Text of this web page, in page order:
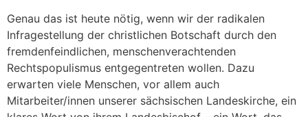
Genau das ist heute nötig, wenn wir der radikalen
Infragestellung der christlichen Botschaft durch den
fremdenfeindlichen, menschenverachtenden
Rechtspopulismus entgegentreten wollen. Dazu
erwarten viele Menschen, vor allem auch
Mitarbeiter/innen unserer sächsischen Landeskirche, ein